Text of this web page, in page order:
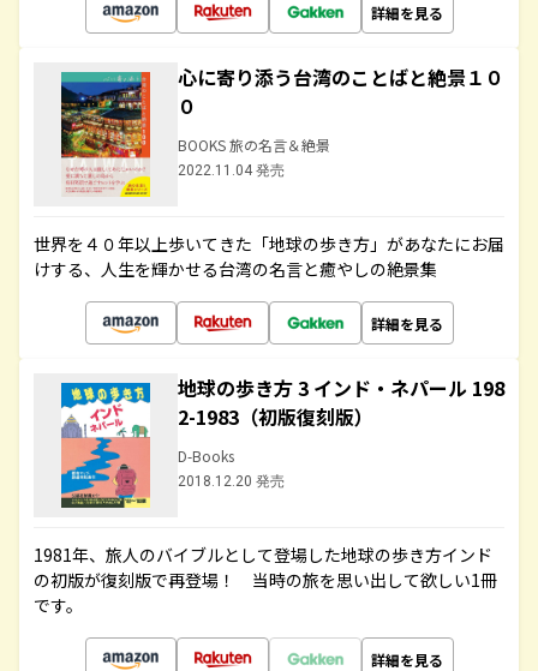
詳細を見る
心に寄り添う台湾のことばと絶景１０
０
BOOKS 旅の名言＆絶景
2022.11.04 発売
世界を４０年以上歩いてきた「地球の歩き方」があなたにお届
けする、人生を輝かせる台湾の名言と癒やしの絶景集
詳細を見る
地球の歩き方 3 インド・ネパール 198
2-1983（初版復刻版）
D-Books
2018.12.20 発売
1981年、旅人のバイブルとして登場した地球の歩き方インド
の初版が復刻版で再登場！ 当時の旅を思い出して欲しい1冊
です。
詳細を見る